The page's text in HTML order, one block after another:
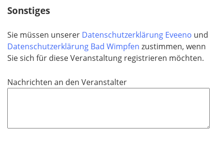
l h
f
e
Sonstiges
Sie müssen unserer Datenschutzerklärung Eveeno und
Datenschutzerklärung Bad Wimpfen zustimmen, wenn
Sie sich für diese Veranstaltung registrieren möchten.
Nachrichten an den Veranstalter